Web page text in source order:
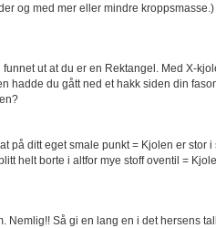
og med mer eller mindre kroppsmasse.)
ut at du er en Rektangel. Med X-
hadde du gått ned et hakk siden din
på ditt eget smale punkt = Kjolen er stor
helt borte i altfor mye stoff oventil =
Så gi en lang en i det hersens